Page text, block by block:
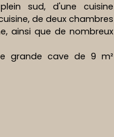
sud, d'une cuisine
de deux chambres
ainsi que de nombreux
grande cave de 9 m²